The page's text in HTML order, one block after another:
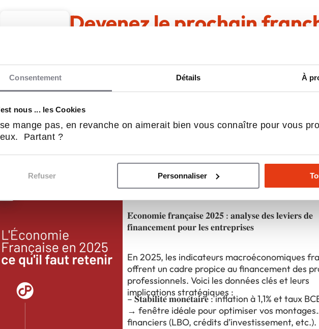
Consentement Détails À
nous ... les Cookies
mange pas, en revanche on aimerait bien vous connaître pour vous
Partant ?
Refuser Personnaliser
Devenez le prochain
25 000 €
actualités du réseau CrediPro
𝐄́𝐜𝐨𝐧𝐨𝐦𝐢𝐞 𝐟𝐫𝐚𝐧𝐜̧𝐚𝐢𝐬𝐞 𝟐𝟎𝟐𝟓 : 𝐚𝐧𝐚𝐥𝐲𝐬𝐞 𝐝𝐞𝐬
𝐄́𝐜𝐨𝐧𝐨𝐦𝐢𝐞 𝐟𝐫𝐚𝐧𝐜̧𝐚𝐢𝐬𝐞 𝟐𝟎𝟐𝟓 : 𝐚𝐧𝐚𝐥𝐲𝐬𝐞 𝐝𝐞𝐬 𝐥𝐞𝐯𝐢𝐞𝐫𝐬 𝐝𝐞
𝐟𝐢𝐧𝐚𝐧𝐜𝐞𝐦𝐞𝐧𝐭 𝐩𝐨𝐮𝐫 𝐥𝐞𝐬 𝐞𝐧𝐭𝐫𝐞𝐩𝐫𝐢𝐬𝐞𝐬
En 2025, les indicateurs macroéconomiques
offrent un cadre propice au financement des
professionnels. Voici les données clés et leurs
implications stratégiques :
– 𝐒𝐭𝐚𝐛𝐢𝐥𝐢𝐭𝐞́ 𝐦𝐨𝐧𝐞́𝐭𝐚𝐢𝐫𝐞 : inflation à 1,1% et taux
→ fenêtre idéale pour optimiser vos montages
financiers (LBO, crédits d’investissement, etc.).